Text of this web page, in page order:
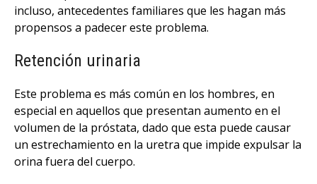
incluso, antecedentes familiares que les hagan más
propensos a padecer este problema.
Retención urinaria
Este problema es más común en los hombres, en
especial en aquellos que presentan aumento en el
volumen de la próstata, dado que esta puede causar
un estrechamiento en la uretra que impide expulsar la
orina fuera del cuerpo.